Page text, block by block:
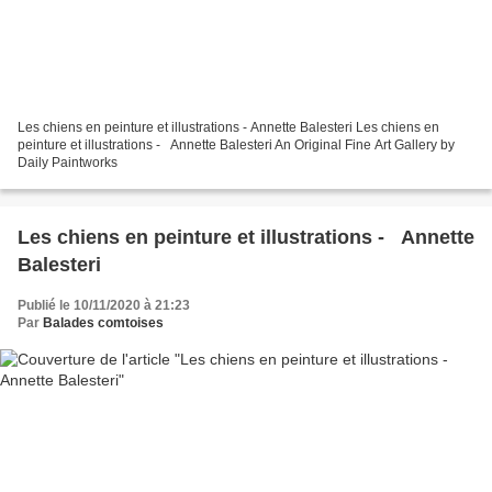
Les chiens en peinture et illustrations - Annette Balesteri Les chiens en
peinture et illustrations - Annette Balesteri An Original Fine Art Gallery by
Daily Paintworks
Les chiens en peinture et illustrations - Annette
Balesteri
Publié le 10/11/2020 à 21:23
Par Balades comtoises